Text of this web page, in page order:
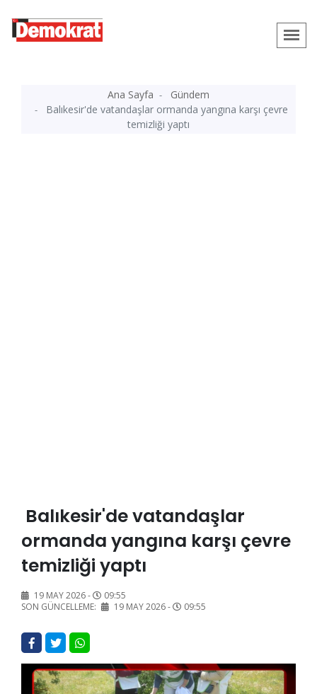
Ana Sayfa
Gündem
Balıkesir'de vatandaşlar ormanda yangına karşı çevre
temizliği yaptı
Balıkesir'de vatandaşlar
ormanda yangına karşı çevre
temizliği yaptı
19 MAY 2026 -
09:55
SON GÜNCELLEME:
19 MAY 2026 - 09:55